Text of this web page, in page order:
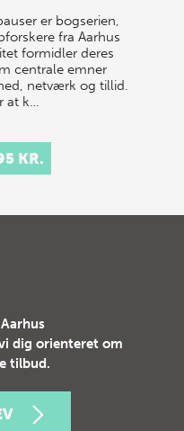
er bogserien,
fra Aarhus
formidler deres
centrale emner
netværk og tillid.
at k…
KR.
dig orienteret om
tilbud.